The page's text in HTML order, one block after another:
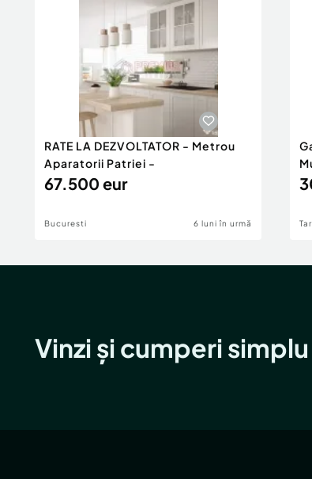
RATE LA DEZVOLTATOR - Metrou
Aparatorii Patriei -
67.500 eur
Bucuresti 6 luni în urmă
Vinzi și cumperi